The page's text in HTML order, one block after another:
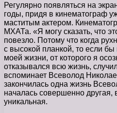
Регулярно появляться на
годы, придя в кинематограф
маститым актером.
МХАТа. «Я могу сказать, что
повезло. Потому что когда
с высокой планкой, то если
моей жизни, от которого я
отказывался всю жизнь,
вспоминает Всеволод
закончилась одна жизнь
началась совершенно
уникальная.